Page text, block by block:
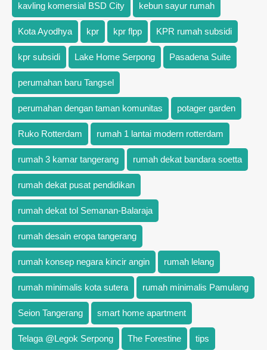
kavling komersial BSD City kebun sayur rumah
Kota Ayodhya kpr kpr flpp KPR rumah subsidi
kpr subsidi Lake Home Serpong Pasadena Suite
perumahan baru Tangsel
perumahan dengan taman komunitas potager garden
Ruko Rotterdam rumah 1 lantai modern rotterdam
rumah 3 kamar tangerang rumah dekat bandara soetta
rumah dekat pusat pendidikan
rumah dekat tol Semanan-Balaraja
rumah desain eropa tangerang
rumah konsep negara kincir angin rumah lelang
rumah minimalis kota sutera rumah minimalis Pamulang
Seion Tangerang smart home apartment
Telaga @Legok Serpong The Forestine tips